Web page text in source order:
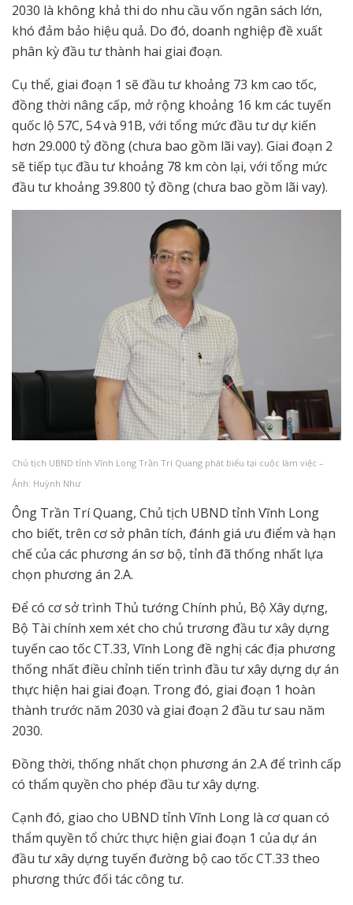
2030 là không khả thi do nhu cầu vốn ngân sách lớn,
khó đảm bảo hiệu quả. Do đó, doanh nghiệp đề xuất
phân kỳ đầu tư thành hai giai đoạn.
Cụ thể, giai đoạn 1 sẽ đầu tư khoảng 73 km cao tốc,
đồng thời nâng cấp, mở rộng khoảng 16 km các tuyến
quốc lộ 57C, 54 và 91B, với tổng mức đầu tư dự kiến
hơn 29.000 tỷ đồng (chưa bao gồm lãi vay). Giai đoạn 2
sẽ tiếp tục đầu tư khoảng 78 km còn lại, với tổng mức
đầu tư khoảng 39.800 tỷ đồng (chưa bao gồm lãi vay).
Chủ tịch UBND tỉnh Vĩnh Long Trần Trí Quang phát biểu tại cuộc làm việc –
Ảnh: Huỳnh Như
Ông Trần Trí Quang, Chủ tịch UBND tỉnh Vĩnh Long
cho biết, trên cơ sở phân tích, đánh giá ưu điểm và hạn
chế của các phương án sơ bộ, tỉnh đã thống nhất lựa
chọn phương án 2.A.
Để có cơ sở trình Thủ tướng Chính phủ, Bộ Xây dựng,
Bộ Tài chính xem xét cho chủ trương đầu tư xây dựng
tuyến cao tốc CT.33, Vĩnh Long đề nghị các địa phương
thống nhất điều chỉnh tiến trình đầu tư xây dựng dự án
thực hiện hai giai đoạn. Trong đó, giai đoạn 1 hoàn
thành trước năm 2030 và giai đoạn 2 đầu tư sau năm
2030.
Đồng thời, thống nhất chọn phương án 2.A để trình cấp
có thẩm quyền cho phép đầu tư xây dựng.
Cạnh đó, giao cho UBND tỉnh Vĩnh Long là cơ quan có
thẩm quyền tổ chức thực hiện giai đoạn 1 của dự án
đầu tư xây dựng tuyến đường bộ cao tốc CT.33 theo
phương thức đối tác công tư.